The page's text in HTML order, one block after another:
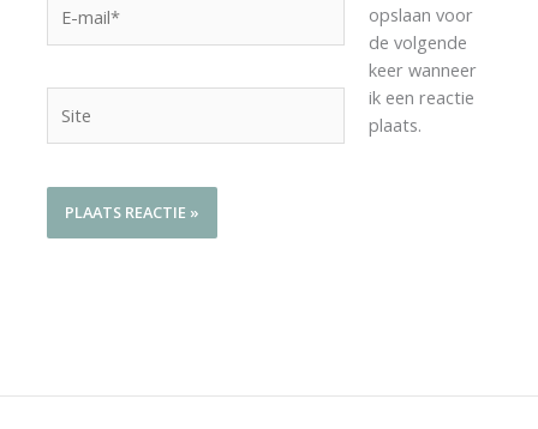
mail*
opslaan voor
de volgende
keer wanneer
ik een reactie
plaats.